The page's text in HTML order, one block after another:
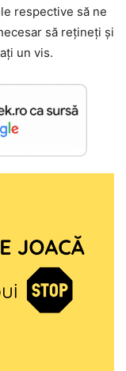
respective să ne
să rețineți și
un vis.